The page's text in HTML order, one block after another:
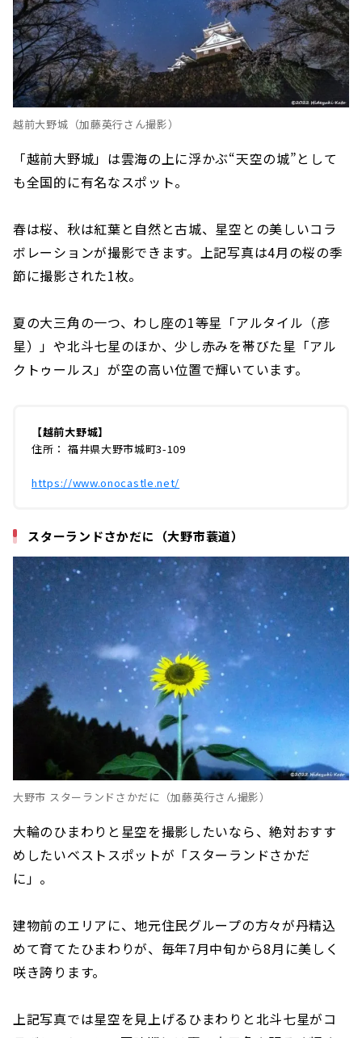
越前大野城（加藤英行さん撮影）
「越前大野城」は雲海の上に浮かぶ“天空の城”として
も全国的に有名なスポット。
春は桜、秋は紅葉と自然と古城、星空との美しいコラ
ボレーションが撮影できます。上記写真は4月の桜の季
節に撮影された1枚。
夏の大三角の一つ、わし座の1等星「アルタイル（彦
星）」や北斗七星のほか、少し赤みを帯びた星「アル
クトゥールス」が空の高い位置で輝いています。
【越前大野城】
住所： 福井県大野市城町3-109
https://www.onocastle.net/
スターランドさかだに（大野市蓑道）
大野市 スターランドさかだに（加藤英行さん撮影）
大輪のひまわりと星空を撮影したいなら、絶対おすす
めしたいベストスポットが「スターランドさかだ
に」。
建物前のエリアに、地元住民グループの方々が丹精込
めて育てたひまわりが、毎年7月中旬から8月に美しく
咲き誇ります。
上記写真では星空を見上げるひまわりと北斗七星がコ